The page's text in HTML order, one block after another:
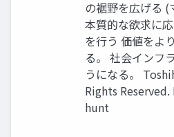
の裾野を広げる (
本質的な欲求に
を⾏う 価値をよ
る。 社会インフ
うになる。
Rights
hunt